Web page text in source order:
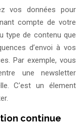
vos données pour
compte de votre
type de contenu que
d’envoi à vos
Par exemple, vous
une newsletter
C’est un élement
continue